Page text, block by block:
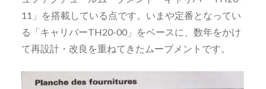
11」を搭載している点です。いまや定番となってい
る「キャリバーTH20-00」をベースに、数年をかけ
て再設計・改良を重ねてきたムーブメントです。